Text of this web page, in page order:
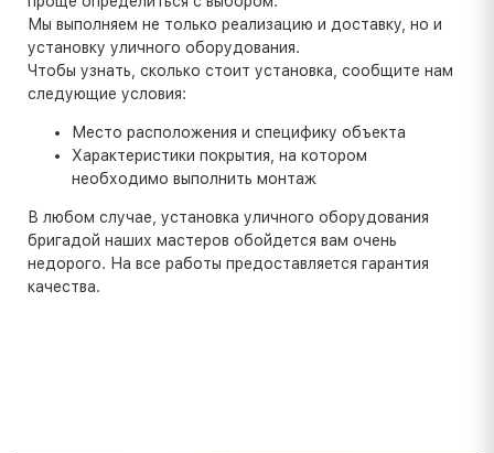
Мы выполняем не только реализацию и доставку, но и
установку уличного оборудования.
Чтобы узнать, сколько стоит установка, сообщите нам
следующие условия:
Место расположения и специфику объекта
Характеристики покрытия, на котором
необходимо выполнить монтаж
В любом случае, установка уличного оборудования
бригадой наших мастеров обойдется вам очень
недорого. На все работы предоставляется гарантия
качества.